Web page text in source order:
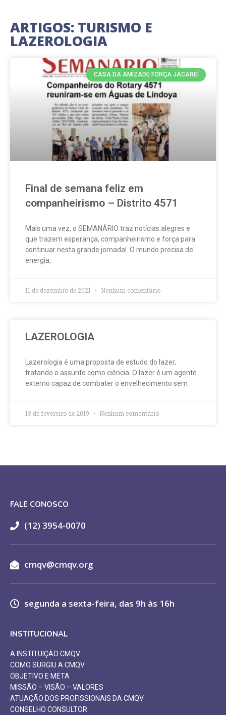
ARTIGOS: TURISMO E
LAZEROLOGIA
CASA DA AMIZADE FORÇA JACAREÍ
Final de semana feliz em
companheirismo – Distrito 4571
Mais uma vez, o SEMANÁRIO traz notícias alegres e
que trazem esperança, companheirismo e força para
continuar nesta grande jornada! O mundo precisa de
energia,
11 de dezembro de 2021 Nenhum comentário
LAZEROLOGIA
Lazerologia é uma proposta de estudo do lazer,
tratando o assunto como ciência. O lazer é um agente
externo capaz de combater o envelhecimento sem
13 de fevereiro de 2019 Nenhum comentário
FALE CONOSCO
(12) 3954-0070
cmqv@cmqv.org
segunda a sexta-feira, das 9h às 16h
INSTITUCIONAL
A INSTITUIÇÃO CMQV
COMO SURGIU A CMQV
OBJETIVO E META
MISSÃO – VISÃO – VALORES
ATUAÇÃO DOS PROFISSIONAIS DA CMQV
CONSELHO CONSULTOR